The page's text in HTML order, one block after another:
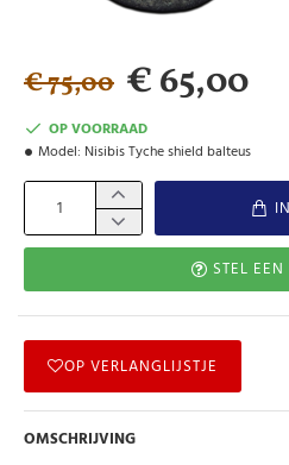
OP VOORRAAD
Model: Nisibis Tyche shield balteus
€ 65,00
€ 75,00
STEL
OP VERLANGLIJSTJE
OMSCHRIJVING